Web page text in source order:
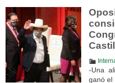
-Una
ganó el